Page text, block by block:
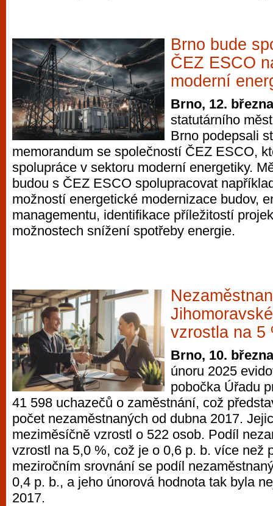
Brno bude
ČEZ ESCO
moderní
Brno, 12.
statutárního
Brno podepsali
memorandum se společností ČEZ ESCO,
spolupráce v sektoru moderní energetiky.
budou s ČEZ ESCO spolupracovat
možností energetické modernizace budov,
managementu, identifikace příležitostí
možnostech snížení spotřeby energie.
vzrostla na 5
Brno, 10.
únoru 2025
pobočka Úřadu
41 598 uchazečů o zaměstnání, což
počet nezaměstnaných od dubna 2017.
meziměsíčně vzrostl o 522 osob. Podíl
vzrostl na 5,0 %, což je o 0,6 p. b. více než
meziročním srovnání se podíl
0,4 p. b., a jeho únorová hodnota tak byla
2017.